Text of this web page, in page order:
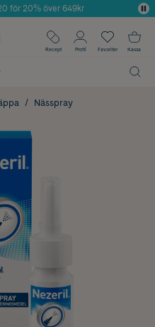
inom Skönhet
för 20% över 649kr
köp*
Recept Profil Favoriter Kassa
Nässpray